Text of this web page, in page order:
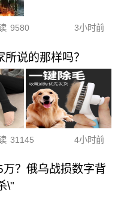
9580 3小时前
说的那样吗？
31145 4小时前
？俄乌战损数字背
\"